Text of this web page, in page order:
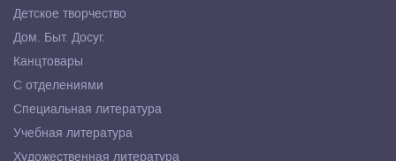
Детское творчество
Дом. Быт. Досуг.
Канцтовары
С отделениями
Специальная литература
Учебная литература
Художественная литература